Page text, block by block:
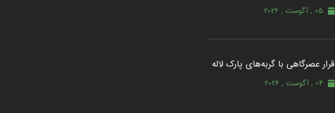
05 , آگوست , 2026
قرار عصرگاهی با گربه‌های پارک لاله
04 , آگوست , 2026